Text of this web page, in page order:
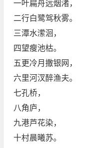
一叶扁舟远烟渚，
二行白鹭驾秋雾。
三潭水潆洄，
四望瘦池枯。
五更冷月撒银网，
六里河汊醉渔夫。
七孔桥，
八角庐，
九港芦花染，
十村晨曦苏。